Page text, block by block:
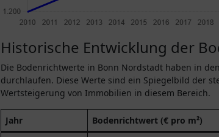
Historische Entwicklung der
Die Bodenrichtwerte in Bonn Nordstadt haben in
durchlaufen. Diese Werte sind ein Spiegelbild der
Wertsteigerung von Immobilien in diesem Bereich.
Jahr
Bodenrichtwert (€ pro m²)